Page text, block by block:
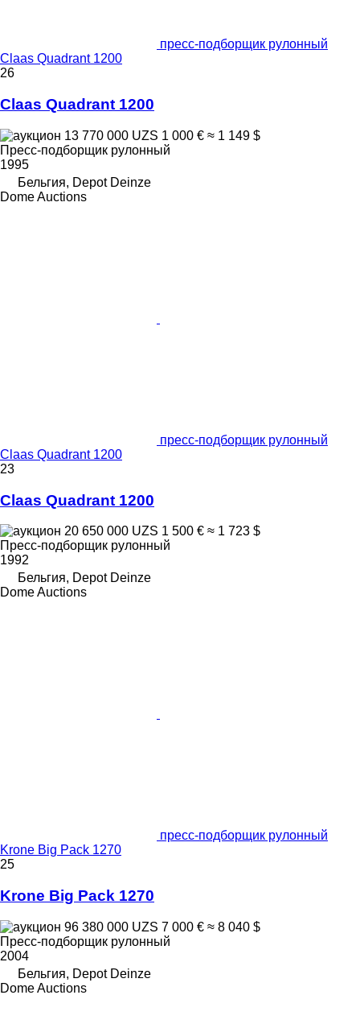
пресс-подборщик рулонный
Claas Quadrant 1200
26
Claas Quadrant 1200
13 770 000 UZS 1 000 € ≈ 1 149 $
Пресс-подборщик рулонный
1995
Бельгия, Depot Deinze
Dome Auctions
пресс-подборщик рулонный
Claas Quadrant 1200
23
Claas Quadrant 1200
20 650 000 UZS 1 500 € ≈ 1 723 $
Пресс-подборщик рулонный
1992
Бельгия, Depot Deinze
Dome Auctions
пресс-подборщик рулонный
Krone Big Pack 1270
25
Krone Big Pack 1270
96 380 000 UZS 7 000 € ≈ 8 040 $
Пресс-подборщик рулонный
2004
Бельгия, Depot Deinze
Dome Auctions